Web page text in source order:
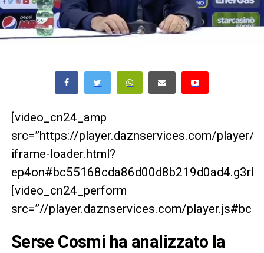
[video_cn24_amp
src=”https://player.daznservices.com/player/
iframe-loader.html?
[video_cn24_perform
src=”//player.daznservices.com/
Serse Cosmi ha analizzato la